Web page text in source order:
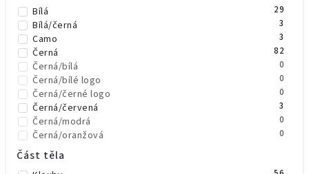
Rival 2
SMAI 0
Top King Boxing 3
TWINS 35
Venum 24
Bílá 29
Bílá/černá 3
Camo 3
Černá 82
Černá/bílá 0
Černá/bílé logo 0
Černá/černé logo 0
Černá/červená 3
Černá/modrá 0
Černá/oranžová 0
Černá/šedá
Černá/zelená
Část těla